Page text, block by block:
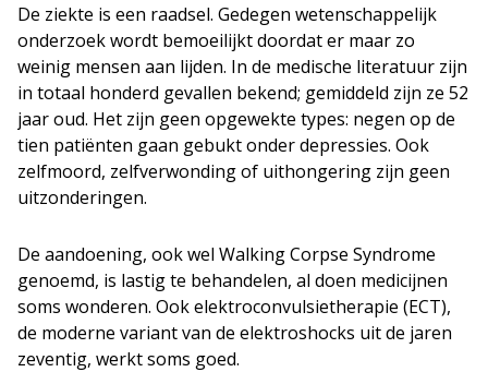
De ziekte is een raadsel. Gedegen wetenschappelijk
onderzoek wordt bemoeilijkt doordat er maar zo
weinig mensen aan lijden. In de medische literatuur zijn
in totaal honderd gevallen bekend; gemiddeld zijn ze 52
jaar oud. Het zijn geen opgewekte types: negen op de
tien patiënten gaan gebukt onder depressies. Ook
zelfmoord, zelfverwonding of uithongering zijn geen
uitzonderingen.
De aandoening, ook wel Walking Corpse Syndrome
genoemd, is lastig te behandelen, al doen medicijnen
soms wonderen. Ook elektroconvulsietherapie (ECT),
de moderne variant van de elektroshocks uit de jaren
zeventig, werkt soms goed.